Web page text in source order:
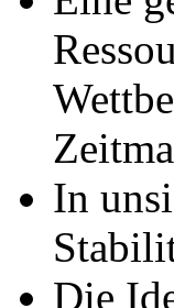
In
Die